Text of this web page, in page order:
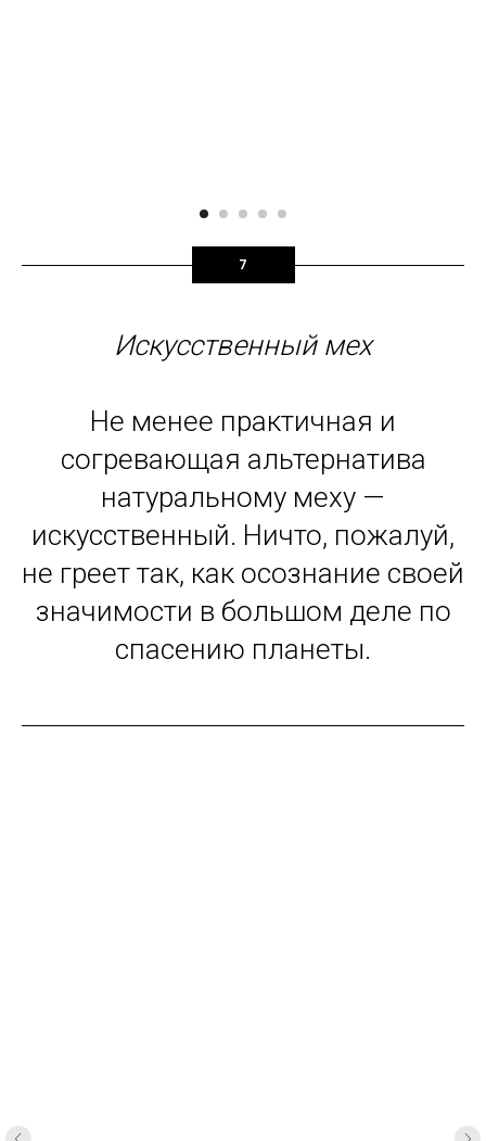
7
Искусственный мех
Не менее практичная и
согревающая альтернатива
натуральному меху —
искусственный. Ничто, пожалуй,
не греет так, как осознание своей
значимости в большом деле по
спасению планеты.